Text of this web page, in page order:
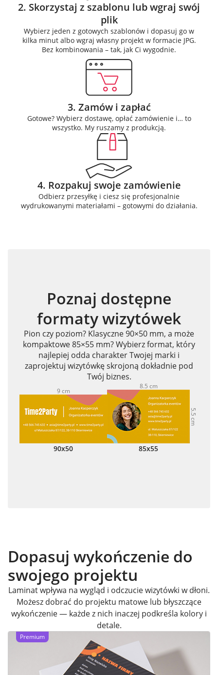
2. Skorzystaj z szablonu lub wgraj swój
plik
Wybierz jeden z gotowych szablonów i dopasuj go w
kilka minut albo wgraj własny projekt w formacie JPG.
Bez kombinowania – tak, jak Ci wygodnie.
3. Zamów i zapłać
Gotowe? Wybierz dostawę, opłać zamówienie i… to
wszystko. My ruszamy z produkcją.
4. Rozpakuj swoje zamówienie
Odbierz przesyłkę i ciesz się profesjonalnie
wydrukowanymi materiałami – gotowymi do działania.
Poznaj dostępne
formaty wizytówek
Pion czy poziom? Klasyczne 90×50 mm, a może
kompaktowe 85×55 mm? Wybierz format, który
najlepiej odda charakter Twojej marki i
zaprojektuj wizytówkę skrojoną dokładnie pod
Twój biznes.
9 cm
5 cm
90x50
8.5 cm
5.5 cm
85x55
Dopasuj wykończenie do
swojego projektu
Laminat wpływa na wygląd i odczucie wizytówki w dłoni.
Możesz dobrać do projektu matowe lub błyszczące
wykończenie — każde z nich inaczej podkreśla kolory i
detale.
Premium